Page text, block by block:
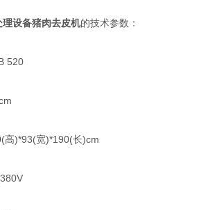
理设备猪肉去皮机的技术参数：
520
)*93(宽)*190(长)cm